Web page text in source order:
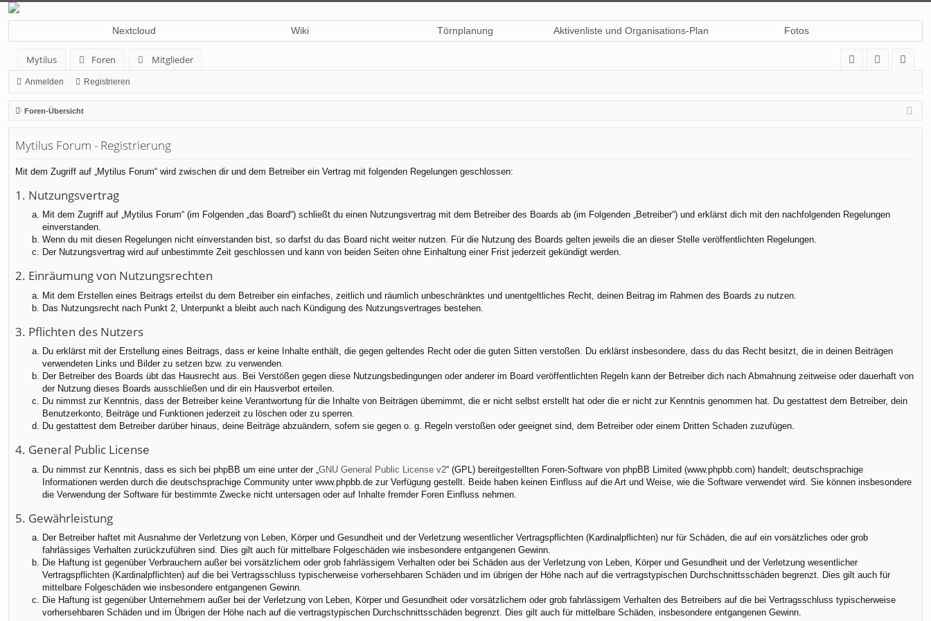
Nextcloud Wiki Törnplanung Aktivenliste und Organisations-Plan Fotos
Mytilus Foren
Mitglieder
Q
m
el
ist
rie
Anmelden Registrieren
Foren-Übersicht
Mytilus Forum - Registrierung
Mit dem Zugriff auf „Mytilus Forum“ wird zwischen dir und dem Betreiber ein Vertrag mit folgenden Regelungen geschlossen:
1. Nutzungsvertrag
Mit dem Zugriff auf „Mytilus Forum“ (im Folgenden „das Board“) schließt du einen Nutzungsvertrag mit dem Betreiber des Boards ab (im Folgenden „Betreiber“) und erklärst dich mit den nachfolgenden Regelungen
einverstanden.
Wenn du mit diesen Regelungen nicht einverstanden bist, so darfst du das Board nicht weiter nutzen. Für die Nutzung des Boards gelten jeweils die an dieser Stelle veröffentlichten Regelungen.
Der Nutzungsvertrag wird auf unbestimmte Zeit geschlossen und kann von beiden Seiten ohne Einhaltung einer Frist jederzeit gekündigt werden.
2. Einräumung von Nutzungsrechten
Mit dem Erstellen eines Beitrags erteilst du dem Betreiber ein einfaches, zeitlich und räumlich unbeschränktes und unentgeltliches Recht, deinen Beitrag im Rahmen des Boards zu nutzen.
Das Nutzungsrecht nach Punkt 2, Unterpunkt a bleibt auch nach Kündigung des Nutzungsvertrages bestehen.
3. Pflichten des Nutzers
Du erklärst mit der Erstellung eines Beitrags, dass er keine Inhalte enthält, die gegen geltendes Recht oder die guten Sitten verstoßen. Du erklärst insbesondere, dass du das Recht besitzt, die in deinen Beiträgen
verwendeten Links und Bilder zu setzen bzw. zu verwenden.
Der Betreiber des Boards übt das Hausrecht aus. Bei Verstößen gegen diese Nutzungsbedingungen oder anderer im Board veröffentlichten Regeln kann der Betreiber dich nach Abmahnung zeitweise oder dauerhaft von
der Nutzung dieses Boards ausschließen und dir ein Hausverbot erteilen.
Du nimmst zur Kenntnis, dass der Betreiber keine Verantwortung für die Inhalte von Beiträgen übernimmt, die er nicht selbst erstellt hat oder die er nicht zur Kenntnis genommen hat. Du gestattest dem Betreiber, dein
Benutzerkonto, Beiträge und Funktionen jederzeit zu löschen oder zu sperren.
Du gestattest dem Betreiber darüber hinaus, deine Beiträge abzuändern, sofern sie gegen o. g. Regeln verstoßen oder geeignet sind, dem Betreiber oder einem Dritten Schaden zuzufügen.
4. General Public License
Du nimmst zur Kenntnis, dass es sich bei phpBB um eine unter der „ GNU General Public License v2“ (GPL) bereitgestellten Foren-Software von phpBB Limited (www.phpbb.com) handelt; deutschsprachige
Informationen werden durch die deutschsprachige Community unter www.phpbb.de zur Verfügung gestellt. Beide haben keinen Einfluss auf die Art und Weise, wie die Software verwendet wird. Sie können insbesondere
die Verwendung der Software für bestimmte Zwecke nicht untersagen oder auf Inhalte fremder Foren Einfluss nehmen.
5. Gewährleistung
Der Betreiber haftet mit Ausnahme der Verletzung von Leben, Körper und Gesundheit und der Verletzung wesentlicher Vertragspflichten (Kardinalpflichten) nur für Schäden, die auf ein vorsätzliches oder grob
fahrlässiges Verhalten zurückzuführen sind. Dies gilt auch für mittelbare Folgeschäden wie insbesondere entgangenen Gewinn.
Die Haftung ist gegenüber Verbrauchern außer bei vorsätzlichem oder grob fahrlässigem Verhalten oder bei Schäden aus der Verletzung von Leben, Körper und Gesundheit und der Verletzung wesentlicher
Vertragspflichten (Kardinalpflichten) auf die bei Vertragsschluss typischerweise vorhersehbaren Schäden und im übrigen der Höhe nach auf die vertragstypischen Durchschnittsschäden begrenzt. Dies gilt auch für
mittelbare Folgeschäden wie insbesondere entgangenen Gewinn.
Die Haftung ist gegenüber Unternehmern außer bei der Verletzung von Leben, Körper und Gesundheit oder vorsätzlichem oder grob fahrlässigem Verhalten des Betreibers auf die bei Vertragsschluss typischerweise
vorhersehbaren Schäden und im Übrigen der Höhe nach auf die vertragstypischen Durchschnittsschäden begrenzt. Dies gilt auch für mittelbare Schäden, insbesondere entgangenen Gewinn.